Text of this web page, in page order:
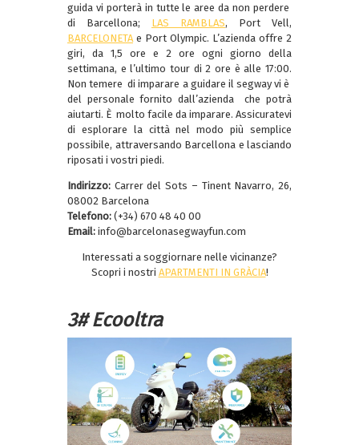
guida vi porterà in tutte le aree da non perdere
di Barcellona; LAS RAMBLAS, Port Vell,
BARCELONETAe Port Olympic. L’azienda offre 2
giri, da 1,5 ore e 2 ore ogni giorno della
settimana, e l’ultimo tour di 2 ore è alle 17:00.
Non temere di imparare a guidare il segway vi è
del personale fornito dall’azienda che potrà
aiutarti. È molto facile da imparare. Assicuratevi
di esplorare la città nel modo più semplice
possibile, attraversando Barcellona e lasciando
riposati i vostri piedi.
Indirizzo: Carrer del Sots – Tinent Navarro, 26,
08002 Barcelona
Telefono: (+34) 670 48 40 00
Email: info@barcelonasegwayfun.com
Interessati a soggiornare nelle vicinanze?
Scopri i nostri APARTMENTI IN GRÀCIA!
3# Ecooltra